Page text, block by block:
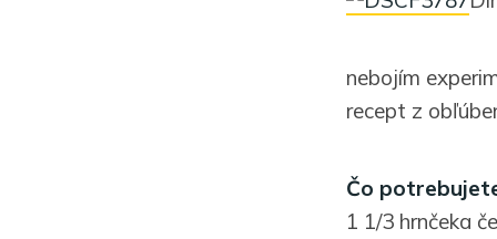
nebojím
recept z
Čo
1 1/3 hrnčeka